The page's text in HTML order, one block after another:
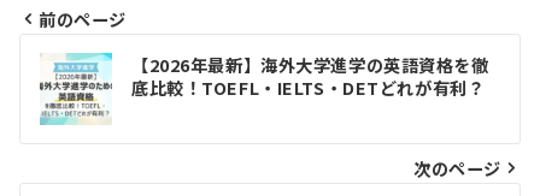
投
稿
ナ
ビ
前のページ
【2026年最新】海外大学進学の英語資格を徹
底比較！TOEFL・IELTS・DETどれが有利？
次のページ